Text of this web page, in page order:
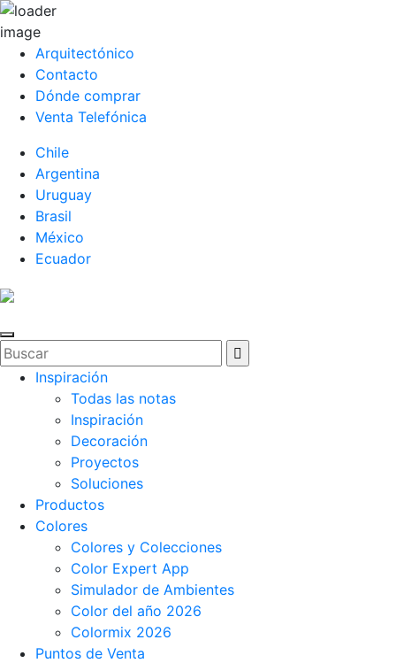
Arquitectónico
Contacto
Dónde comprar
Venta Telefónica
Chile
Argentina
Uruguay
Brasil
México
Ecuador
Inspiración
Todas las notas
Inspiración
Decoración
Proyectos
Soluciones
Productos
Colores
Colores y Colecciones
Color Expert App
Simulador de Ambientes
Color del año 2026
Colormix 2026
Puntos de Venta